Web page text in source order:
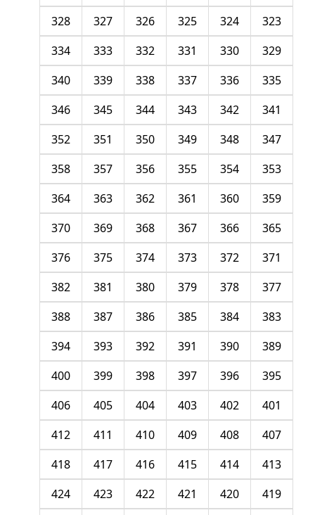
323
324
325
326
327
328
329
330
331
332
333
334
335
336
337
338
339
340
341
342
343
344
345
346
347
348
349
350
351
352
353
354
355
356
357
358
359
360
361
362
363
364
365
366
367
368
369
370
371
372
373
374
375
376
377
378
379
380
381
382
383
384
385
386
387
388
389
390
391
392
393
394
395
396
397
398
399
400
401
402
403
404
405
406
407
408
409
410
411
412
413
414
415
416
417
418
419
420
421
422
423
424